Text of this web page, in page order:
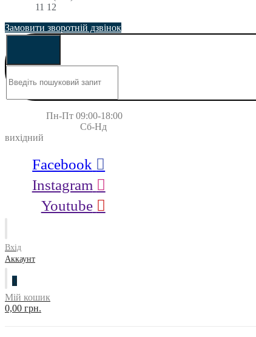
11 12
Замовити зворотній дзвінок
Пн-Пт 09:00-18:00
Сб-Нд
вихідний
Facebook
Instagram
Youtube
Вхід
Аккаунт
0
Мій кошик
0,00 грн.